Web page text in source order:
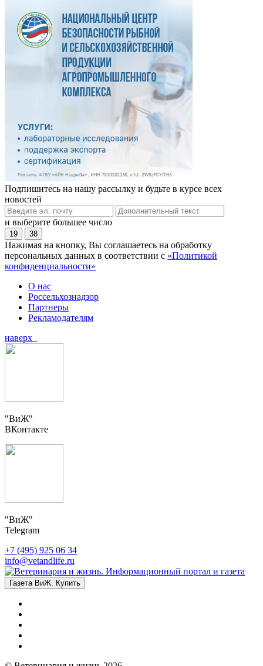
Подпишитесь на нашу рассылку и будьте в курсе всех
новостей
и выберите большее число
19 38
Нажимая на кнопку, Вы соглашаетесь на обработку
персональных данных в соответствии с «Политикой
конфиденциальности»
О нас
Россельхознадзор
Партнеры
Рекламодателям
наверх
"ВиЖ"
ВКонтакте
"ВиЖ"
Telegram
+7 (495) 925 06 34
info@vetandlife.ru
Газета ВиЖ. Купить